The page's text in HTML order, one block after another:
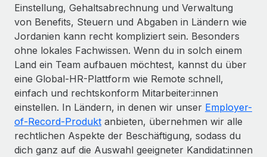
Einstellung, Gehaltsabrechnung und Verwaltung
von Benefits, Steuern und Abgaben in Ländern wie
Jordanien kann recht kompliziert sein. Besonders
ohne lokales Fachwissen. Wenn du in solch einem
Land ein Team aufbauen möchtest, kannst du über
eine Global-HR-Plattform wie Remote schnell,
einfach und rechtskonform Mitarbeiter:innen
einstellen. In Ländern, in denen wir unser Employer-
of-Record-Produkt anbieten, übernehmen wir alle
rechtlichen Aspekte der Beschäftigung, sodass du
dich ganz auf die Auswahl geeigneter Kandidat:innen